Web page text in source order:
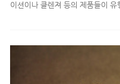
이션이나 클렌져 등의 제품들이